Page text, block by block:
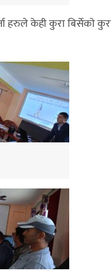
हरुले केही कुरा बिर्सेकाे